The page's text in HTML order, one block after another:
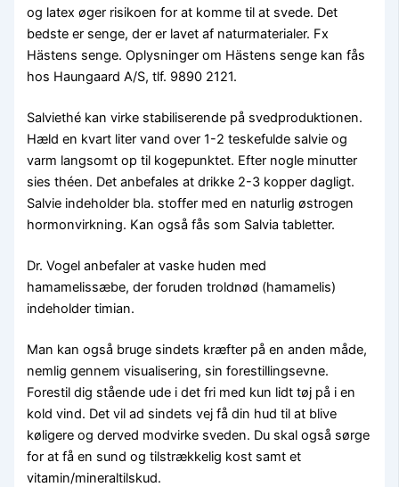
og latex øger risikoen for at komme til at svede. Det
bedste er senge, der er lavet af naturmaterialer. Fx
Hästens senge. Oplysninger om Hästens senge kan fås
hos Haungaard A/S, tlf. 9890 2121.
Salviethé kan virke stabiliserende på svedproduktionen.
Hæld en kvart liter vand over 1-2 teskefulde salvie og
varm langsomt op til kogepunktet. Efter nogle minutter
sies théen. Det anbefales at drikke 2-3 kopper dagligt.
Salvie indeholder bla. stoffer med en naturlig østrogen
hormonvirkning. Kan også fås som Salvia tabletter.
Dr. Vogel anbefaler at vaske huden med
hamamelissæbe, der foruden troldnød (hamamelis)
indeholder timian.
Man kan også bruge sindets kræfter på en anden måde,
nemlig gennem visualisering, sin forestillingsevne.
Forestil dig stående ude i det fri med kun lidt tøj på i en
kold vind. Det vil ad sindets vej få din hud til at blive
køligere og derved modvirke sveden. Du skal også sørge
for at få en sund og tilstrækkelig kost samt et
vitamin/mineraltilskud.